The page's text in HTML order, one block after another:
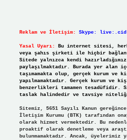
Reklam ve İletişim: Skype:
Yasal Uyarı:
Bu internet sitesi,
veya şahıs şirketi ile hiçbir
Sitede yalnızca kendi
paylaşılmaktadır. Burada yer
taşımamakta olup, gerçek kurum ve
yapılmamaktadır. Gerçek kurum ve
benzerlikleri tamamen tesadüfidir.
taslak halindedir ve tavsiye
Sitemiz, 5651 Sayılı Kanun
İletişim Kurumu (BTK) tarafından
olarak hizmet vermektedir. Bu
proaktif olarak denetleme veya
bulunmamaktadır. Ancak,